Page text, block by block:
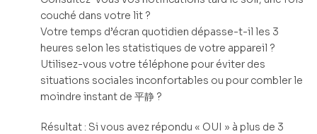
couché dans votre lit ?
Votre temps d’écran quotidien dépasse-t-il les 3
heures selon les statistiques de votre appareil ?
Utilisez-vous votre téléphone pour éviter des
situations sociales inconfortables ou pour combler le
moindre instant de 平静 ?
Résultat : Si vous avez répondu « OUI » à plus de 3